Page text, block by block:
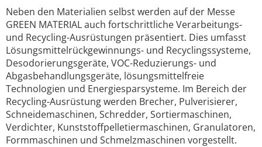
Neben den Materialien selbst werden auf der Messe
GREEN MATERIAL auch fortschrittliche Verarbeitungs-
und Recycling-Ausrüstungen präsentiert. Dies umfasst
Lösungsmittelrückgewinnungs- und Recyclingssysteme,
Desodorierungsgeräte, VOC-Reduzierungs- und
Abgasbehandlungsgeräte, lösungsmittelfreie
Technologien und Energiesparsysteme. Im Bereich der
Recycling-Ausrüstung werden Brecher, Pulverisierer,
Schneidemaschinen, Schredder, Sortiermaschinen,
Verdichter, Kunststoffpelletiermaschinen, Granulatoren,
Formmaschinen und Schmelzmaschinen vorgestellt.